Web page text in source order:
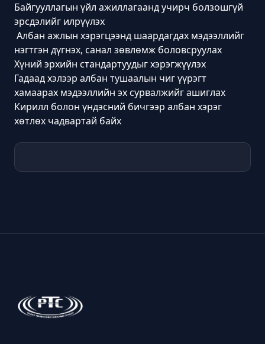
Байгууллагын үйл ажиллагаанд учирч болзошгүй
эрсдэлийг илрүүлэх
Албан ажлын хэрэгцээнд шаардагдах мэдээллийг
нэгтгэн дүгнэх, санал зөвлөмж боловсруулах
Хүний эрхийн стандартуудыг хэрэгжүүлэх
Гадаад хэлээр албан тушаалын чиг үүрэгт
хамаарах мэдээллийн эх сурвалжийг ашиглах
Кирилл болон үндэсний бичгээр албан хэрэг
хөтлөх чадвартай байх